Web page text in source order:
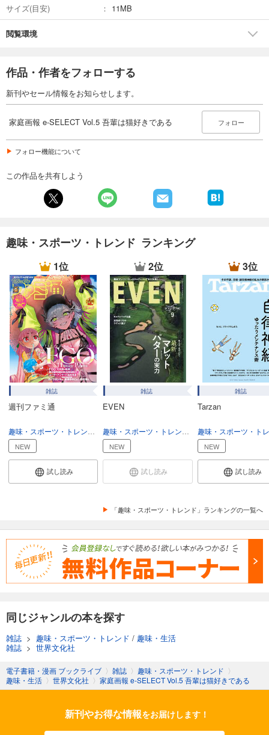
サイズ(目安)
11MB
閲覧環境
作品・作者をフォローする
新刊やセール情報をお知らせします。
家庭画報 e-SELECT Vol.5 吾輩は猫好きである フォロー
フォロー機能について
この作品を共有しよう
趣味・スポーツ・トレンド ランキング
1位
雑誌
週刊ファミ通
趣味・スポーツ・トレンド 趣味・生活
NEW
試し読み
2位
雑誌
EVEN
趣味・スポーツ・トレンド スポーツ
NEW
試し読み
3位
雑誌
Tarzan
NEW
試し読み
「趣味・スポーツ・トレンド」ランキングの一覧へ
同じジャンルの本を探す
雑誌 > 趣味・スポーツ・トレンド / 趣味・生活
雑誌 > 世界文化社
電子書籍・漫画 ブックライブ 〉 雑誌 〉 趣味・スポーツ・トレンド 〉
趣味・生活 〉 世界文化社 〉 家庭画報 e-SELECT Vol.5 吾輩は猫好きである
新刊やお得な情報をお届けします！